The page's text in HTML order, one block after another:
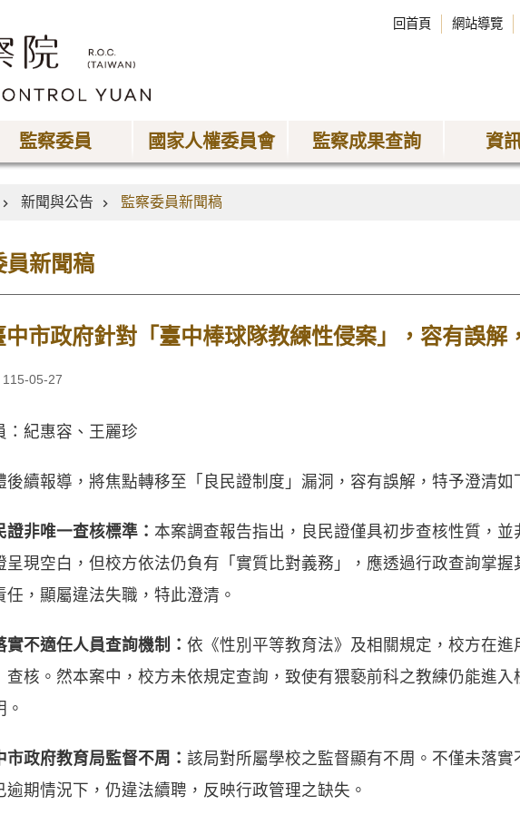
回首頁 網站導覽
監察委員 國家人權委員會 監察成果查詢 資
新聞與公告 監察委員新聞稿
員新聞稿
中市政府針對「臺中棒球隊教練性侵案」，容有誤解
115-05-27
：紀惠容、王麗珍
後續報導，將焦點轉移至「良民證制度」漏洞，容有誤解，特予澄清如
證非唯一查核標準： 本案調查報告指出，良民證僅具初步查核性質，
呈現空白，但校方依法仍負有「實質比對義務」，應透過行政查詢掌
任，顯屬違法失職，特此澄清。
實不適任人員查詢機制： 依《性別平等教育法》及相關規定，校方在
查核。然本案中，校方未依規定查詢，致使有猥褻前科之教練仍能進
市政府教育局監督不周： 該局對所屬學校之監督顯有不周。不僅未落
逾期情況下，仍違法續聘，反映行政管理之缺失。